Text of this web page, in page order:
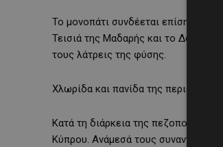
Το μονοπάτι συνδέεται επίσης με
Τεισιά της Μαδαρής και το Δόξα
τους λάτρεις της φύσης.
Χλωρίδα και πανίδα της περιοχής
Κατά τη διάρκεια της πεζοπορίας,
Κύπρου. Ανάμεσά τους συναντά